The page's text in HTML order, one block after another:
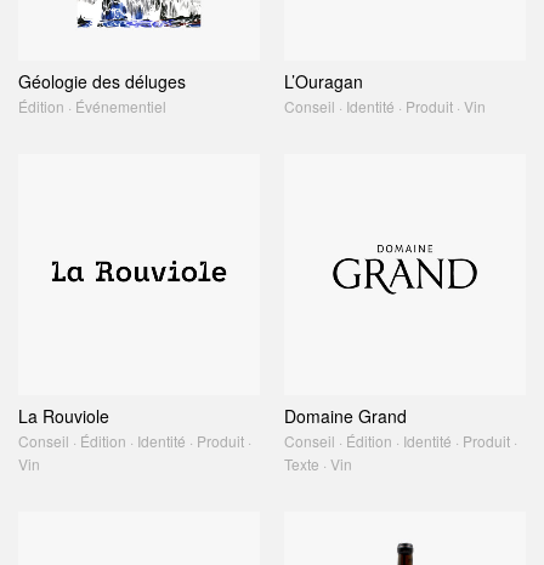
Géologie des déluges
Édition · Événementiel
L’Ouragan
Conseil · Identité · Produit · Vin
La Rouviole
Conseil · Édition · Identité · Produit ·
Vin
Domaine Grand
Conseil · Édition · Identité · Produit ·
Texte · Vin